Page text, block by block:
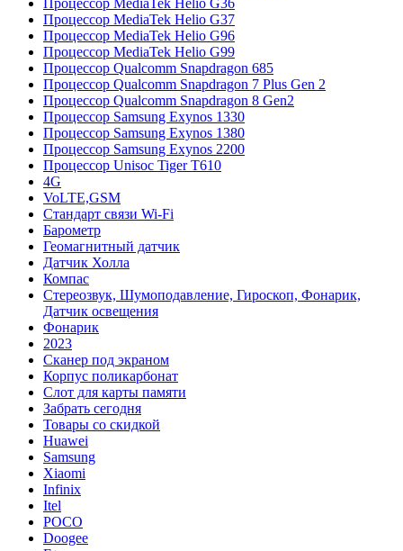
Процессор MediaTek Helio G37
Процессор MediaTek Helio G96
Процессор MediaTek Helio G99
Процессор Qualcomm Snapdragon 685
Процессор Qualcomm Snapdragon 7 Plus Gen 2
Процессор Qualcomm Snapdragon 8 Gen2
Процессор Samsung Exynos 1330
Процессор Samsung Exynos 1380
Процессор Samsung Exynos 2200
Процессор Unisoc Tiger T610
4G
VoLTE,GSM
Cтандарт связи Wi-Fi
Барометр
Геомагнитный датчик
Датчик Холла
Компас
Стереозвук, Шумоподавление, Гироскоп, Фонарик,
Датчик освещения
Фонарик
2023
Сканер под экраном
Корпус поликарбонат
Слот для карты памяти
Забрать сегодня
Товары со скидкой
Huawei
Samsung
Xiaomi
Infinix
Itel
POCO
Doogee